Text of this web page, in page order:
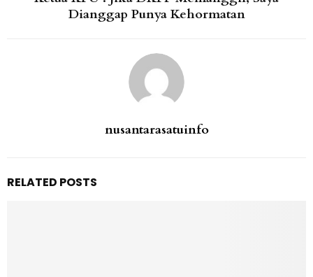
Dianggap Punya Kehormatan
nusantarasatuinfo
RELATED POSTS